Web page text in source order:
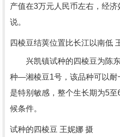
产值在3万元人民币左右，经济
说。
四棱豆结荚位置比长江以南低
兴凯镇试种的四棱豆为陈东
种—湘棱豆1号，该品种可以耐
是特别敏感，整个生长期为5
候条件。
试种的四棱豆 王妮娜 摄